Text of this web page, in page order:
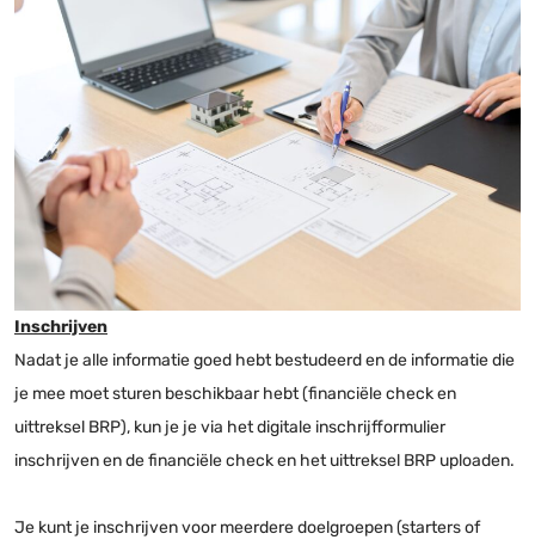
Inschrijven
Nadat je alle informatie goed hebt bestudeerd en de informatie die
je mee moet sturen beschikbaar hebt (financiële check en
uittreksel BRP), kun je je via het digitale inschrijfformulier
inschrijven en de financiële check en het uittreksel BRP uploaden.
Je kunt je inschrijven voor meerdere doelgroepen (starters of